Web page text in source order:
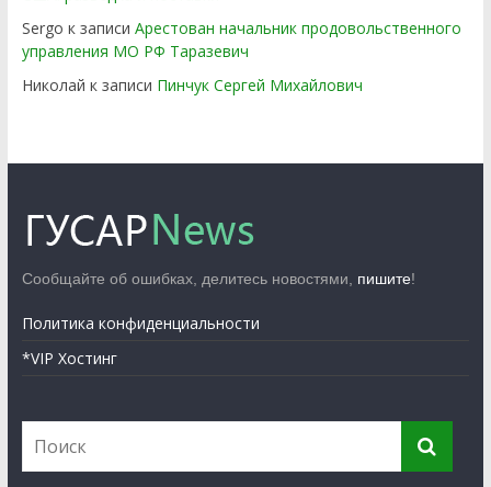
Sergo к записи Арестован начальник продовольственного
управления МО РФ Таразевич
Николай к записи Пинчук Сергей Михайлович
Сообщайте об ошибках, делитесь новостями, пишите!
Политика конфиденциальности
*VIP Хостинг